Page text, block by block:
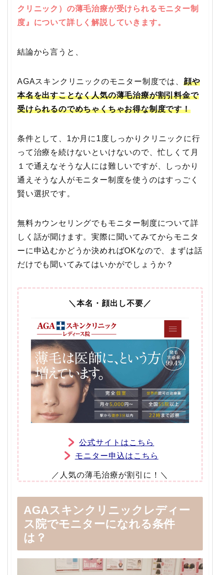
クリニック）の薄毛治療が受けられるモニター制
度』について詳しく解説していきます。
結論から言うと、
AGAスキンクリニックのモニター制度では、 顔や
本名を出すことなく人気の薄毛治療が割引料金で
受けられるのでめちゃくちゃお得な制度です！
条件として、1か月に1度しっかりクリニックに行
って治療を続けないといけないので、忙しくて月
１で通えなそうな人には難しいですが、しっかり
通えそうな人がモニター制度を使うのはすっごく
賢い選択です。
無料カウンセリングでもモニター制度について詳
しく話が聞けます。実際に聞いてみてからモニタ
ーに申込むかどうか決めればOKなので、まずは話
だけでも聞いてみてはいかがでしょうか？
＼本名・顔出し不要／
公式サイトはこちら
モニター申込はこちら
／人気の薄毛治療が割引に！＼
AGAスキンクリニックレディー
ス院でモニターになれる条件
は？